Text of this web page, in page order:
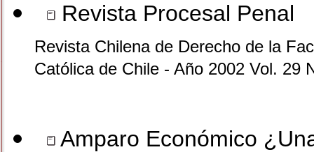
Revista Procesal Penal
Revista Chilena de Derecho de la
Católica de Chile - Año 2002 Vol. 29
Amparo Económico